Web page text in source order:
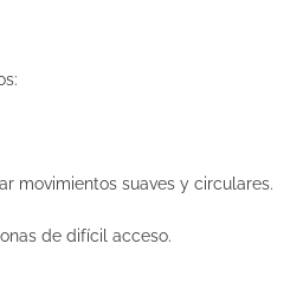
movimientos suaves y circulares.
de difícil acceso.